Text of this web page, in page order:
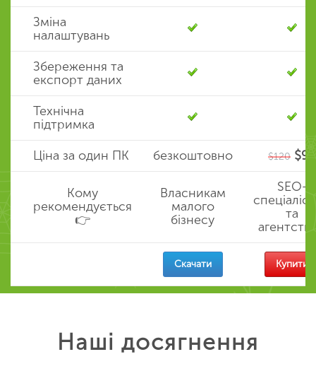
Зміна
налаштувань
Збереження та
експорт даних
Технічна
підтримка
Ціна за один ПК
безкоштовно $120 $96
Кому
рекомендується
👉
Власникам
малого
бізнесу
SEO-
та
Скачати Купити
Наші досягнення